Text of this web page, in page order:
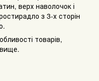
верх наволочок і
з 3-х сторін
товарів,